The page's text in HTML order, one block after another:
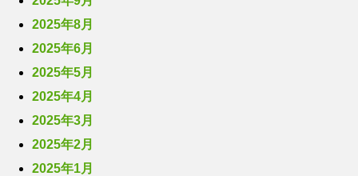
2025年8月
2025年6月
2025年5月
2025年4月
2025年3月
2025年2月
2025年1月